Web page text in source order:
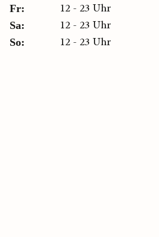
Fr: 12 - 23 Uhr
Sa: 12 - 23 Uhr
So: 12 - 23 Uhr